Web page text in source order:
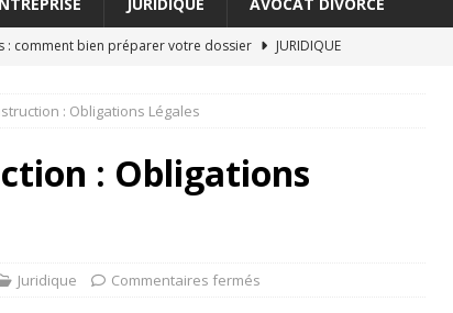
: comment bien préparer votre dossier
JURIDIQUE
choix d’un conseiller fiscal particulier impacte vos impôts
mise en état : erreurs fréquentes à éviter
: Obligations Légales
: Obligations
Juridique Commentaires fermés